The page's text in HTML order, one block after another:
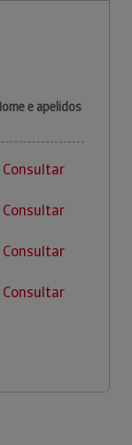
e apelidos
Consultar
Consultar
Consultar
Consultar